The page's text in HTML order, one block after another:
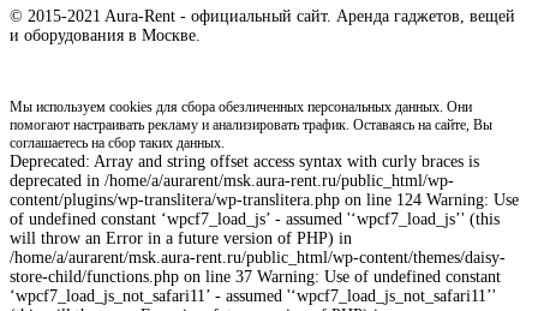
© 2015-2021 Aura-Rent - официальный сайт. Аренда гаджетов, вещей
и оборудования в Москве.
Мы используем cookies для сбора обезличенных персональных данных. Они
помогают настраивать рекламу и анализировать трафик. Оставаясь на сайте, Вы
соглашаетесь на сбор таких данных.
Deprecated: Array and string offset access syntax with curly braces is
deprecated in /home/a/aurarent/msk.aura-rent.ru/public_html/wp-
content/plugins/wp-translitera/wp-translitera.php on line 124 Warning: Use
of undefined constant ‘wpcf7_load_js’ - assumed '‘wpcf7_load_js’' (this
will throw an Error in a future version of PHP) in
/home/a/aurarent/msk.aura-rent.ru/public_html/wp-content/themes/daisy-
store-child/functions.php on line 37 Warning: Use of undefined constant
‘wpcf7_load_js_not_safari11’ - assumed '‘wpcf7_load_js_not_safari11’'